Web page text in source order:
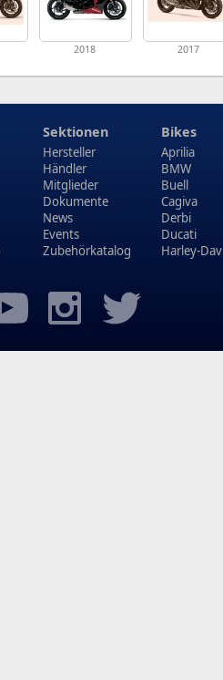
2018 2017
Sektionen
Hersteller
Händler
Mitglieder
Dokumente
News
Events
Zubehörkatalog
Bikes
Aprilia
BMW
Buell
Cagiva
Derbi
Ducati
Harley-